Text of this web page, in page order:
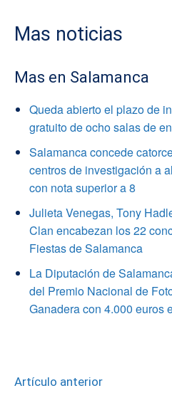
Mas noticias
Mas en Salamanca
Queda abierto el plazo de
gratuito de ocho salas de
Salamanca concede
centros de investigación a
con nota superior a 8
Julieta Venegas, Tony
Clan encabezan los 22
Fiestas de Salamanca
La Diputación de
del Premio Nacional de
Ganadera con 4.000 euros
Artículo anterior